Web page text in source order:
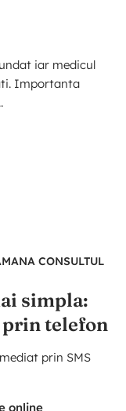
iar medicul
Importanta
CONSULTUL
simpla:
telefon
prin SMS
online